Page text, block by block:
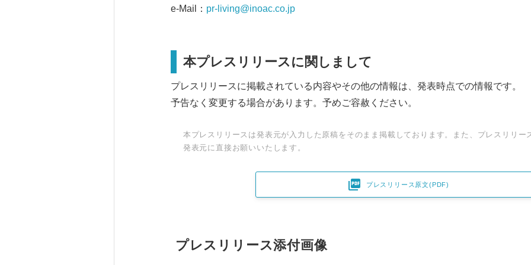
e-Mail： pr-living@inoac.co.jp
本プレスリリースに関しまして
プレスリリースに掲載されている内容やその他の情報は、発表時点での情報です。
予告なく変更する場合があります。予めご容赦ください。
本プレスリリースは発表元が入力した原稿をそのまま掲載しております。また、プレスリリー
発表元に直接お願いいたします。
 プレスリリース原文(PDF)
プレスリリース添付画像